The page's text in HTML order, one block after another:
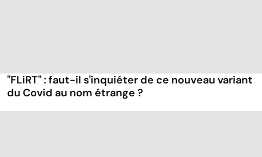
"FLiRT" : faut-il s'inquiéter de ce nouveau variant
du Covid au nom étrange ?